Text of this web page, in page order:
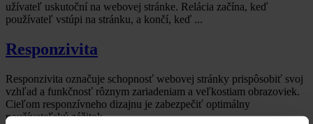
užívateľ uskutoční na webovej stránke. Relácia začína, keď
používateľ vstúpi na stránku, a končí, keď ...
Responzivita
Responzivita označuje schopnosť webovej stránky prispôsobiť svoj
vzhľad a funkčnosť rôznym zariadeniam a veľkostiam obrazoviek.
Cieľom responzívneho dizajnu je zabezpečiť optimálny
používateľský zážitok, ...